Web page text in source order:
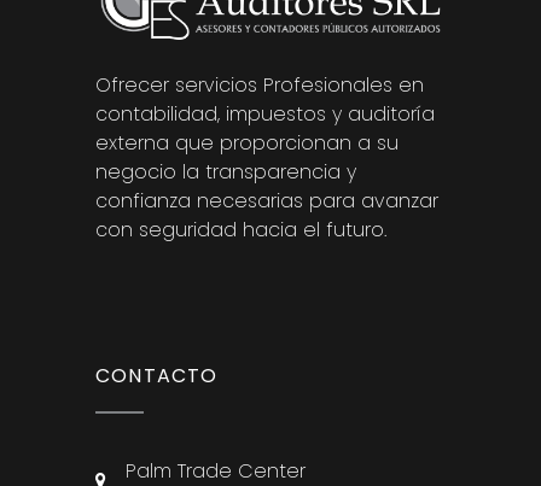
Ofrecer servicios Profesionales en
contabilidad, impuestos y auditoría
externa que proporcionan a su
negocio la transparencia y
confianza necesarias para avanzar
con seguridad hacia el futuro.
CONTACTO
Palm Trade Center